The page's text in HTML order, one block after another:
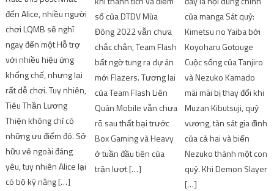
đến Alice, nhiều người
chơi LQMB sẽ nghĩ
ngay đến một Hỗ trợ
với nhiều hiệu ứng
khống chế, nhưng lại
rất dễ chơi. Tuy nhiên,
Tiêu Thần Lương
Thiện không chỉ có
những ưu điểm đó. Sở
hữu vẻ ngoài đáng
yêu, tuy nhiên Alice lại
có bộ kỹ năng […]
số của DTDV Mùa
Đông 2022 vẫn chưa
chắc chắn, Team Flash
bất ngờ tung ra dự án
mới Flazers. Tương lai
của Team Flash Liên
Quân Mobile vẫn chưa
rõ sau thất bại trước
Box Gaming và Heavy
ở tuần đầu tiên của
trận lượt […]
của manga Sát quỷ:
Kimetsu no Yaiba bởi
Koyoharu Gotouge
Cuộc sống của Tanjiro
và Nezuko Kamado
mãi mãi bị thay đổi khi
Muzan Kibutsuji, quỷ
vương, tàn sát gia đình
của cả hai và biến
Nezuko thành một con
quỷ. Khi Demon Slayer
[…]